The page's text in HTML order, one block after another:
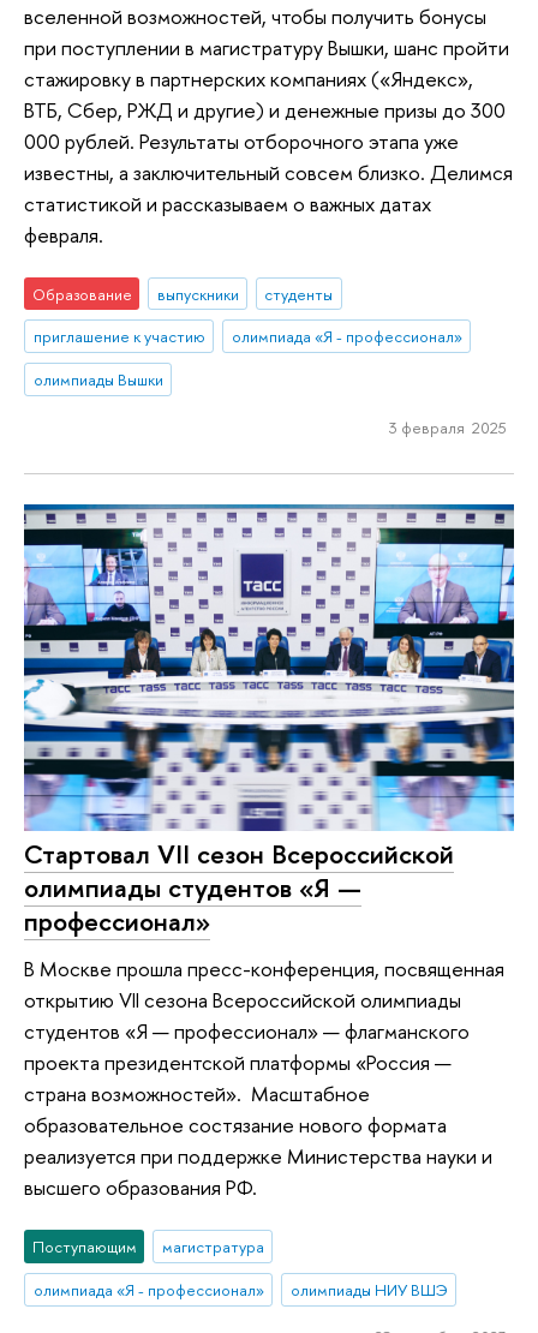
вселенной возможностей, чтобы получить бонусы
при поступлении в магистратуру Вышки, шанс пройти
стажировку в партнерских компаниях («Яндекс»,
ВТБ, Сбер, РЖД и другие) и денежные призы до 300
000 рублей. Результаты отборочного этапа уже
известны, а заключительный совсем близко. Делимся
статистикой и рассказываем о важных датах
февраля.
Образование выпускники
студенты
приглашение к участию
олимпиада «Я - профессионал»
олимпиады Вышки
3 февраля 2025
Стартовал VII сезон Всероссийской
олимпиады студентов «Я —
профессионал»
В Москве прошла пресс-конференция, посвященная
открытию VII сезона Всероссийской олимпиады
студентов «Я — профессионал» — флагманского
проекта президентской платформы «Россия —
страна возможностей». Масштабное
образовательное состязание нового формата
реализуется при поддержке Министерства науки и
высшего образования РФ.
Поступающим
магистратура
олимпиада «Я - профессионал»
олимпиады НИУ ВШЭ